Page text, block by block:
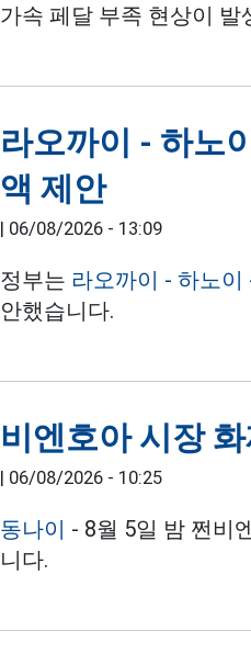
가속 페달 부족 현상이 발
라오까이 - 하노
액 제안
| 06/08/2026 - 13:09
정부는 라오까이 - 하노이
안했습니다.
비엔호아 시장
| 06/08/2026 - 10:25
동나이 - 8월 5일 밤 쩐비
니다.